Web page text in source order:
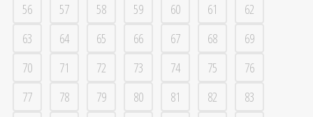
56
57 58 59 60 61
62
63
64 65 66 67 68
69
70
71 72 73 74 75
76
77
78 79 80 81 82
83